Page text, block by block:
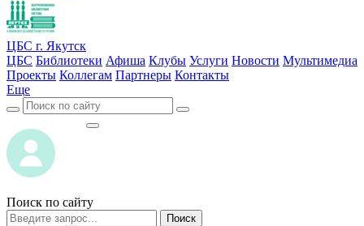
ЦБС г. Якутск
ЦБС Библиотеки Афиша Клубы Услуги Новости Мультимедиа
Проекты Коллегам Партнеры Контакты
Еще
Поиск по сайту
Поиск